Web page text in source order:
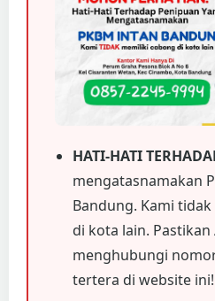
HATI-HATI
mengatasnamakan
Bandung. Kami
di kota lain. Pastikan
menghubungi
tertera di website ini!